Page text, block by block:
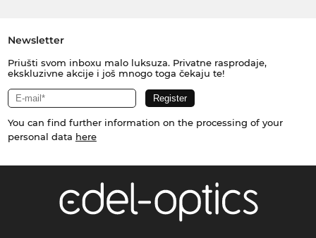
Newsletter
Priušti svom inboxu malo luksuza. Privatne rasprodaje,
ekskluzivne akcije i još mnogo toga čekaju te!
You can find further information on the processing of your
personal data here